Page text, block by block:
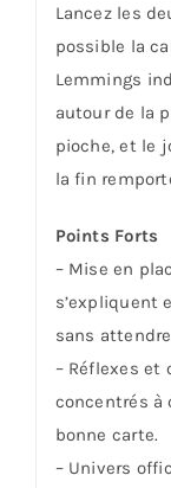
Lancez les
possible la
Lemmings
autour de la
pioche, et le
la fin
Points Forts
– Mise en
s’expliquent
sans
– Réflexes et
concentrés à
bonne carte.
– Univers